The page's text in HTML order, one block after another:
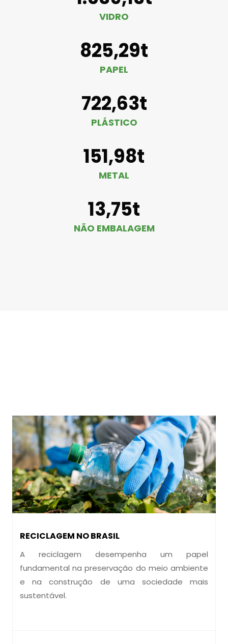
VIDRO
825,29t
PAPEL
722,63t
PLÁSTICO
151,98t
METAL
13,75t
NÃO EMBALAGEM
RECICLAGEM NO BRASIL
A reciclagem desempenha um papel
fundamental na preservação do meio ambiente
e na construção de uma sociedade mais
sustentável.